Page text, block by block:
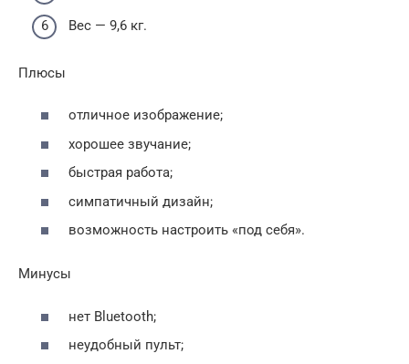
Вес — 9,6 кг.
Плюсы
отличное изображение;
хорошее звучание;
быстрая работа;
симпатичный дизайн;
возможность настроить «под себя».
Минусы
нет Bluetooth;
неудобный пульт;